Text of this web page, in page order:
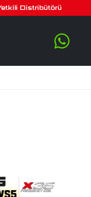
Distribütörü
ana